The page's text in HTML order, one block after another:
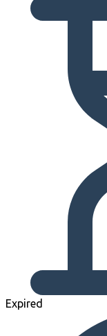
Expired